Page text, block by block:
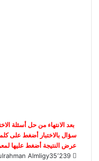
بعد الانتهاء من حل أسئلة
سؤال بالاختبار أضغط على
عرض النتيجة أضغط عليها
Almligy